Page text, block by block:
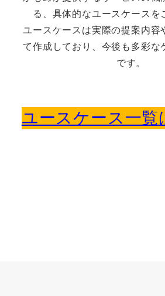
る、具体的なユースケースを
ユースケースは実際の提案内容
て作成しており、今後も多彩な
です。
ユースケース一覧